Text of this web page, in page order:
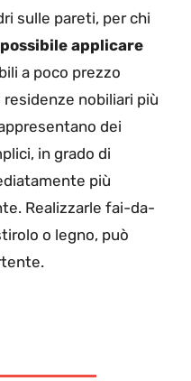
sulle pareti, per chi
applicare
a poco prezzo
nobiliari più
dei
in grado di
più
Realizzarle fai-da-
o legno, può